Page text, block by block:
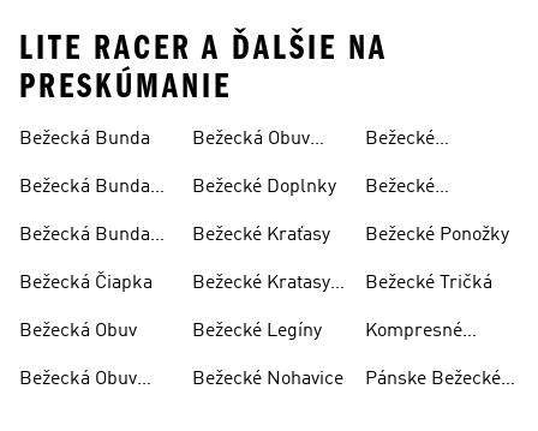
LITE RACER A ĎALŠIE NA
PRESKÚMANIE
Bežecká Bunda
Bežecká Bunda
Bežecká Bunda
Bežecká Čiapka
Bežecká Obuv
Bežecká Obuv
Bežecká Obuv
Bežecké Doplnky
Bežecké Kraťasy
Bežecké Kratasy
Bežecké Legíny
Bežecké Nohavice
Bežecké
Bežecké
Dámske
Bežecké Ponožky
Bežecké Tričká
Kompresné
Pánske Bežecké